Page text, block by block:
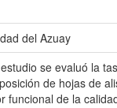
del Azuay
se evaluó la
de hojas de
funcional de la